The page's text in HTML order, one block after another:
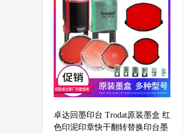
卓达回墨印台 Trodat原装墨盒 红
色印泥印章快干翻转替换印台墨